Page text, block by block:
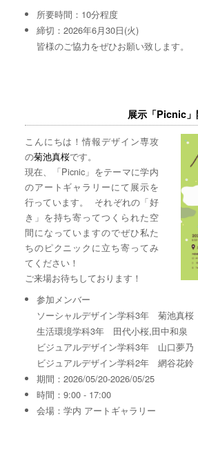
所要時間：10分程度
締切：2026年6月30日(火)
皆様のご協力をぜひお願い致します。
展示「Picnic」
こんにちは！情報デザイン専攻
の菊池真桜です。
現在、「Picnic」をテーマに学内
のアートギャラリーにて展示を
行っています。 それぞれの「好
き」を持ち寄ってつくられた空
間になっていますのでぜひ私た
ちのピクニックに立ち寄ってみ
てください！
ご来場お待ちしております！
参加メンバー
ソーシャルデザイン学科3年 菊池真桜
生活環境学科3年 田代小桜,田中和泉
ビジュアルデザイン学科3年 山口夢乃
ビジュアルデザイン学科2年 網谷花鈴
期間：2026/05/20-2026/05/25
時間：9:00 - 17:00
会場：学内 アートギャラリー